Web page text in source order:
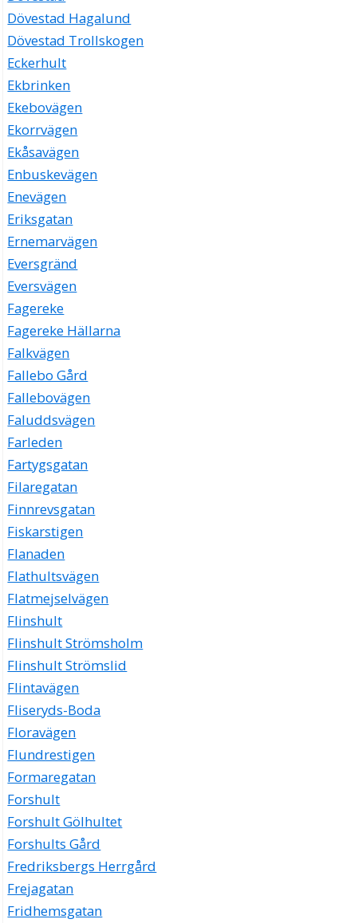
Dövestad Hagalund
Dövestad Trollskogen
Eckerhult
Ekbrinken
Ekebovägen
Ekorrvägen
Ekåsavägen
Enbuskevägen
Enevägen
Eriksgatan
Ernemarvägen
Eversgränd
Eversvägen
Fagereke
Fagereke Hällarna
Falkvägen
Fallebo Gård
Fallebovägen
Faluddsvägen
Farleden
Fartygsgatan
Filaregatan
Finnrevsgatan
Fiskarstigen
Flanaden
Flathultsvägen
Flatmejselvägen
Flinshult
Flinshult Strömsholm
Flinshult Strömslid
Flintavägen
Fliseryds-Boda
Floravägen
Flundrestigen
Formaregatan
Forshult
Forshult Gölhultet
Forshults Gård
Fredriksbergs Herrgård
Frejagatan
Fridhemsgatan